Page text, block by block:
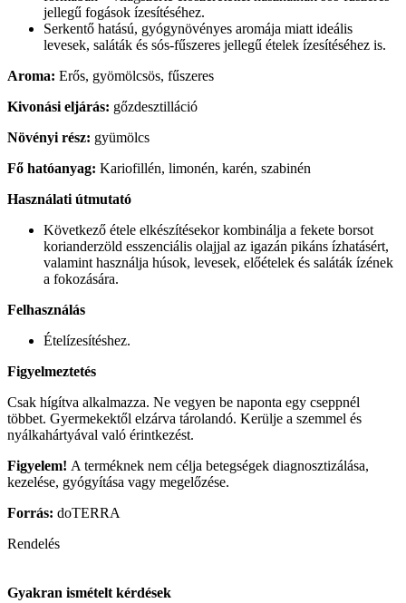
jellegű fogások ízesítéséhez.
Serkentő hatású, gyógynövényes aromája miatt ideális
levesek, saláták és sós-fűszeres jellegű ételek ízesítéséhez is.
Aroma: Erős, gyömölcsös, fűszeres
Kivonási eljárás: gőzdesztilláció
Növényi rész: gyümölcs
Fő hatóanyag: Kariofillén, limonén, karén, szabinén
Használati útmutató
Következő étele elkészítésekor kombinálja a fekete borsot
korianderzöld esszenciális olajjal az igazán pikáns ízhatásért,
valamint használja húsok, levesek, előételek és saláták ízének
a fokozására.
Felhasználás
Ételízesítéshez.
Figyelmeztetés
Csak hígítva alkalmazza. Ne vegyen be naponta egy cseppnél
többet. Gyermekektől elzárva tárolandó. Kerülje a szemmel és
nyálkahártyával való érintkezést.
Figyelem! A terméknek nem célja betegségek diagnosztizálása,
kezelése, gyógyítása vagy megelőzése.
Forrás: doTERRA
Rendelés
Gyakran ismételt kérdések